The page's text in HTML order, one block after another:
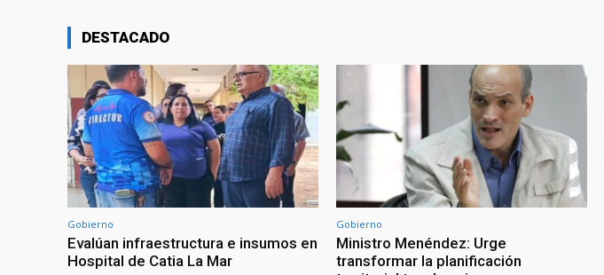
DESTACADO
Gobierno
Evalúan infraestructura e insumos en
Hospital de Catia La Mar
Gobierno
Ministro Menéndez: Urge
transformar la planificación